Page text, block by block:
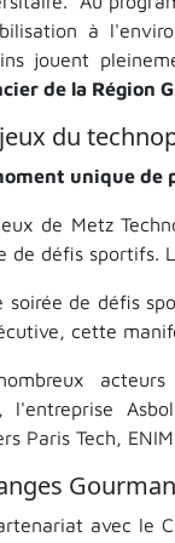
à
jouent
de la Région
du
unique de
de Metz
de défis sportifs.
soirée de défis
cette
l'entreprise
Paris Tech,
avec le